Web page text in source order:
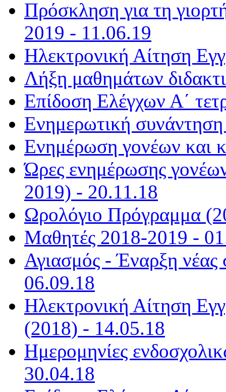
Πρόσκληση για τη
2019 - 11.06.19
Ηλεκτρονική Αίτηση
Λήξη μαθημάτων
Επίδοση Ελέγχων Α΄
Ενημερωτική
Ενημέρωση γονέων και
Ώρες ενημέρωσης
2019) - 20.11.18
Ωρολόγιο Πρόγραμμα
Μαθητές 2018-2019 -
Αγιασμός - Έναρξη νέας
06.09.18
Ηλεκτρονική Αίτηση
(2018) - 14.05.18
Ημερομηνίες
30.04.18